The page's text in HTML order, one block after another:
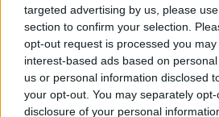
targeted advertising by us, please
section to confirm your selection.
opt-out request is processed you
interest-based ads based on
us or personal information disclosed
your opt-out. You may separately
disclosure of your personal